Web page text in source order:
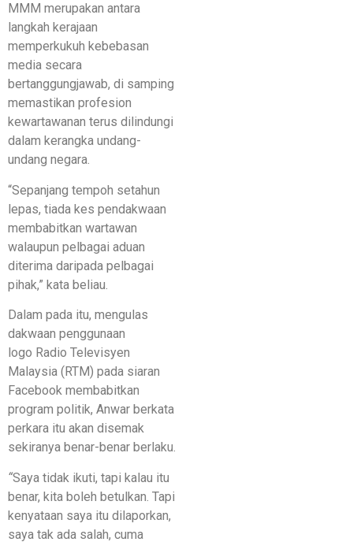
MMM merupakan antara
langkah kerajaan
memperkukuh kebebasan
media secara
bertanggungjawab, di samping
memastikan profesion
kewartawanan terus dilindungi
dalam kerangka undang-
undang negara.
“Sepanjang tempoh setahun
lepas, tiada kes pendakwaan
membabitkan wartawan
walaupun pelbagai aduan
diterima daripada pelbagai
pihak,” kata beliau.
Dalam pada itu, mengulas
dakwaan penggunaan
logo Radio Televisyen
Malaysia (RTM) pada siaran
Facebook membabitkan
program politik, Anwar berkata
perkara itu akan disemak
sekiranya benar-benar berlaku.
“Saya tidak ikuti, tapi kalau itu
benar, kita boleh betulkan. Tapi
kenyataan saya itu dilaporkan,
saya tak ada salah, cuma